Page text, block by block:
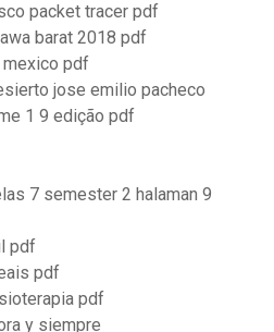
packet tracer pdf
barat 2018 pdf
pdf
jose emilio pacheco
1 9 edição pdf
7 semester 2 halaman 9
pdf
pdf
pdf
y siempre